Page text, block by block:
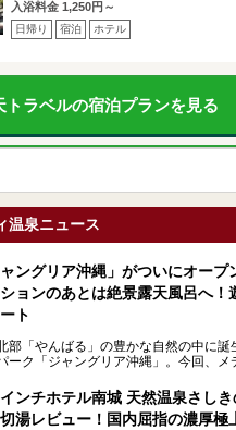
入浴料金 1,250円～
日帰り 宿泊 ホテル
トラベルの宿泊プランを見る
温泉ニュース
ャングリア沖縄」がついにオープ
ョンのあとは絶景露天風呂へ！
ト
部「やんばる」の豊かな自然の中に誕
ーク「ジャングリア沖縄」。今回、メ
の全貌をお届けすべく、見どころや料
で徹底解説していきます。
インチホテル南城 天然温泉さし
切湯レビュー！国内屈指の濃厚極